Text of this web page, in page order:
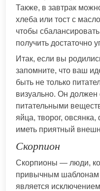
Также, в завтрак
хлеба или тост с
чтобы
получить достаточно
Итак, если вы
запомните, что ваш
быть не только
визуально. Он должен
питательными
яйца, творог,
иметь приятный
Скорпион
Скорпионы — люди,
привычным шаблонам
является